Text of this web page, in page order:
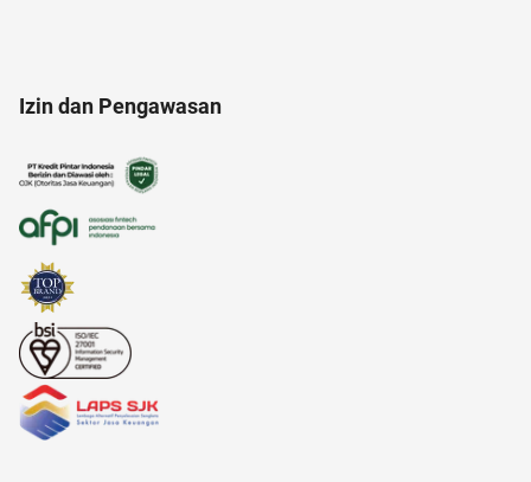
air hangat
amazon prime indonesia
Izin dan Pengawasan